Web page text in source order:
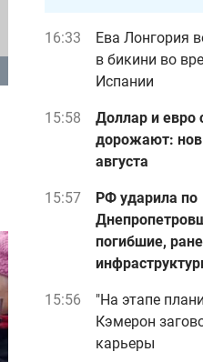
16:33
Ева Лонгория
в бикини во
Испании
15:58
Доллар и евро
дорожают:
августа
15:57
РФ ударила по
погибшие,
15:56
"На этапе
Кэмерон
карьеры